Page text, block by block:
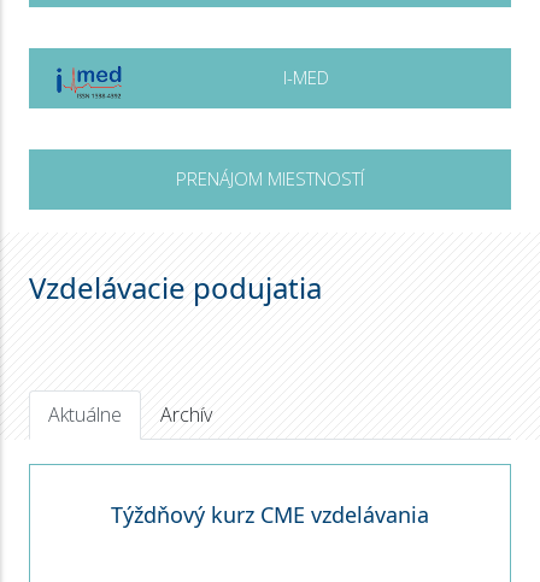
I-MED
PRENÁJOM MIESTNOSTÍ
Vzdelávacie podujatia
Aktuálne Archív
Týždňový kurz CME vzdelávania